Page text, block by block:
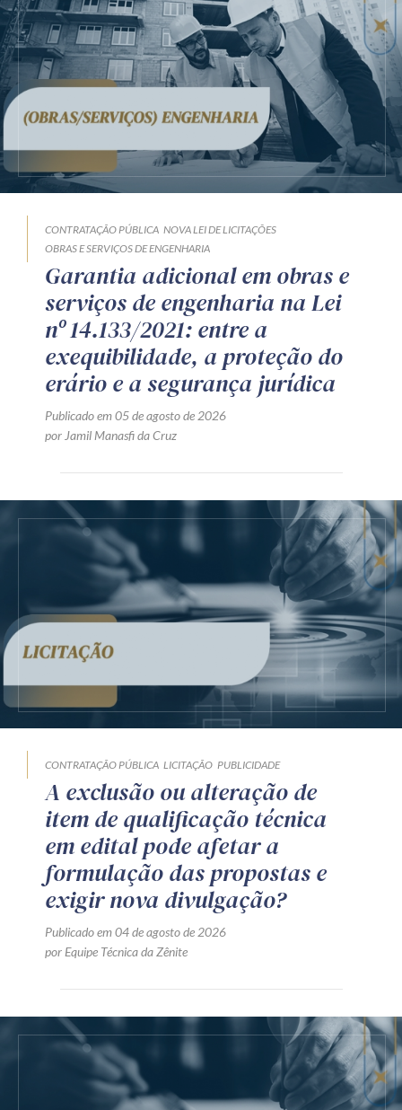
CONTRATAÇÃO PÚBLICA NOVA LEI DE LICITAÇÕES
OBRAS E SERVIÇOS DE ENGENHARIA
Garantia adicional em obras e
serviços de engenharia na Lei
nº 14.133/2021: entre a
exequibilidade, a proteção do
erário e a segurança jurídica
Publicado em 05 de agosto de 2026
por Jamil Manasfi da Cruz
CONTRATAÇÃO PÚBLICA LICITAÇÃO PUBLICIDADE
A exclusão ou alteração de
item de qualificação técnica
em edital pode afetar a
formulação das propostas e
exigir nova divulgação?
Publicado em 04 de agosto de 2026
por Equipe Técnica da Zênite